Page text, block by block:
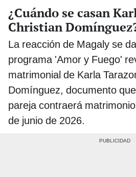
¿Cuándo se casan
Christian
La reacción de Magaly se
programa 'Amor y Fuego'
matrimonial de Karla
Domínguez, documento
pareja contraerá
de junio de 2026.